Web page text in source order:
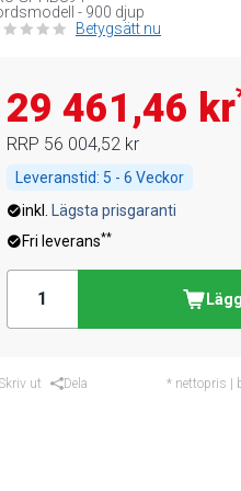
- 900 djup
Betygsätt nu
29 461,46 kr
RRP 56 004,52 kr
Leveranstid: 5 - 6 Veckor
inkl.
Lägsta prisgaranti
Fri leverans**
ut Dela * nettopris |